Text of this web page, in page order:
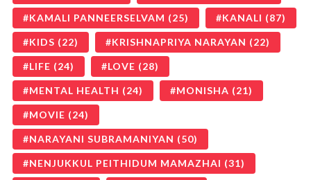
KAMALI PANNEERSELVAM (25) KANALI (87)
KIDS (22) KRISHNAPRIYA NARAYAN (22)
LIFE (24) LOVE (28)
MENTAL HEALTH (24) MONISHA (21)
MOVIE (24)
NARAYANI SUBRAMANIYAN (50)
NENJUKKUL PEITHIDUM MAMAZHAI (31)